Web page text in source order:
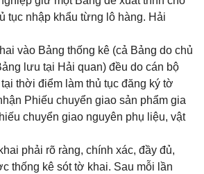
tục nhập khẩu từng lô hàng. Hải
vào Bảng thống kê (cả Bảng do chủ
lưu tại Hải quan) đều do cán bộ
thời điểm làm thủ tục đăng ký tờ
Phiếu chuyển giao sản phẩm gia
chuyển giao nguyên phụ liệu, vật
phải rõ ràng, chính xác, đầy đủ,
thống kê sót tờ khai. Sau mỗi lần